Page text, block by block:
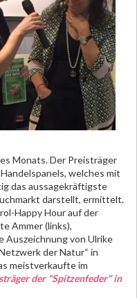
Monats. Der Preisträger
welches mit
das aussagekräftigste
darstellt, ermittelt.
Happy Hour auf der
Ammer (links),
Auszeichnung von Ulrike
der Natur“ in
meistverkaufte im
der "Spitzenfeder" in